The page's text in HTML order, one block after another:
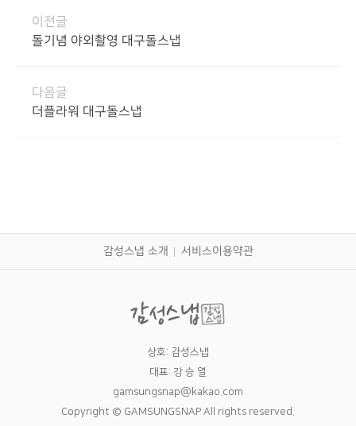
이전글
돌기념 야외촬영 대구돌스냅
다음글
더플라워 대구돌스냅
감성스냅 소개 서비스이용약관
상호: 감성스냅
대표: 강 승 열
gamsungsnap@kakao.com
Copyright © GAMSUNGSNAP All rights reserved.